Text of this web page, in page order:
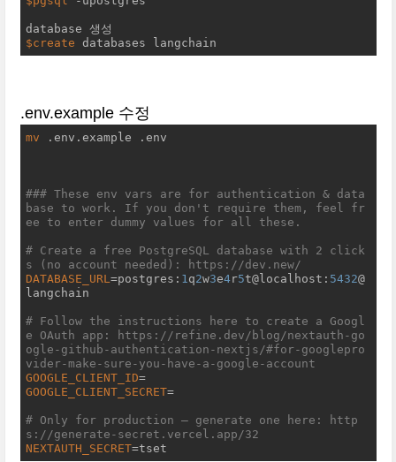
$create databases langchain
.env.example 수정
mv .env.example .env
### These env vars are for authentication & data
base to work. If you don't require them, feel fr
ee to enter dummy values for all these.
# Create a free PostgreSQL database with 2 click
s (no account needed): https://dev.new/
DATABASE_URL=postgres: 1 q2w3e4r5t@localhost: 5432@
langchain
# Follow the instructions here to create a Googl
e OAuth app: https://refine.dev/blog/nextauth-go
ogle-github-authentication-nextjs/#for-googlepro
vider-make-sure-you-have-a-google-account
GOOGLE_CLIENT_ID
GOOGLE_CLIENT_SECRET=
# Only for production – generate one here: http
s://generate-secret.vercel.app/32
NEXTAUTH_SECRET=tset